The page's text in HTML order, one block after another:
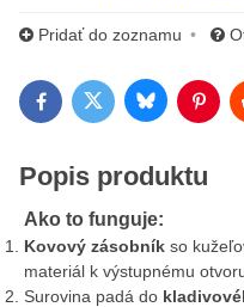
Pridať do zoznamu
FacebookTwitterBluesky
Popis produktu
Ako to funguje:
Kovový zásobník so
materiál k výstupnému
Surovina padá do